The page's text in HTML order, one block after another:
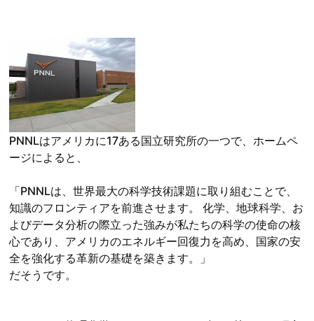
PNNLはアメリカに17ある国立研究所の一つで、ホームペ
ージによると、
「PNNLは、世界最大の科学技術課題に取り組むことで、
知識のフロンティアを前進させます。 化学、地球科学、お
よびデータ分析の際立った強みが私たちの科学の使命の核
心であり、アメリカのエネルギー回復力を高め、国家の安
全を強化する革新の基礎を築きます。」
だそうです。